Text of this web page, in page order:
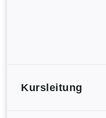
Kursleitung